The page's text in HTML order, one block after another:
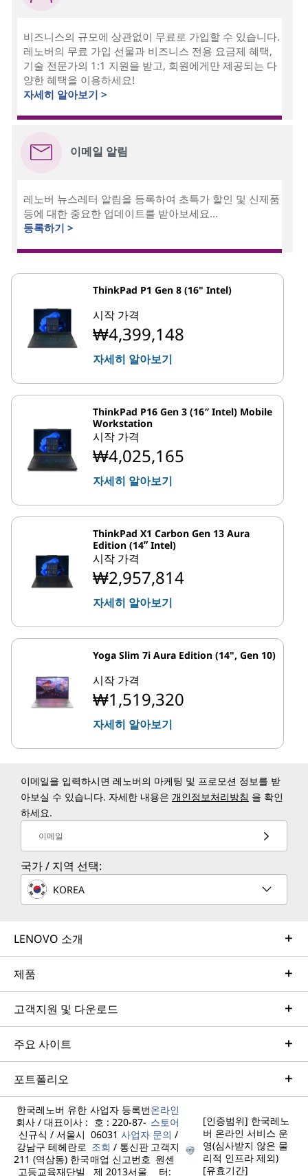
비즈니스의 규모에 상관없이 무료로 가입할 수 있습니다.
레노버의 무료 가입 선물과 비즈니스 전용 요금제 혜택,
기술 전문가의 1:1 지원을 받고, 회원에게만 제공되는 다
양한 혜택을 이용하세요!
자세히 알아보기 >
이메일 알림
레노버 뉴스레터 알림을 등록하여 초특가 할인 및 신제품
등에 대한 중요한 업데이트를 받아보세요...
등록하기 >
ThinkPad P1 Gen 8 (16" Intel)
시작 가격
₩4,399,148
자세히 알아보기
ThinkPad P16 Gen 3 (16″ Intel) Mobile
Workstation
시작 가격
₩4,025,165
자세히 알아보기
ThinkPad X1 Carbon Gen 13 Aura
Edition (14ʺ Intel)
시작 가격
₩2,957,814
자세히 알아보기
Yoga Slim 7i Aura Edition (14", Gen 10)
시작 가격
₩1,519,320
자세히 알아보기
이메일을 입력하시면 레노버의 마케팅 및 프로모션 정보를 받
아보실 수 있습니다. 자세한 내용은 개인정보처리방침 을 확인
하세요.
이메일
국가 / 지역 선택:
KOREA
LENOVO 소개
제품
고객지원 및 다운로드
주요 사이트
포트폴리오
한국레노버 유한
회사 / 대표이사 :
신규식 / 서울시
강남구 테헤란로
211 (역삼동) 한국
고등교육재단빌
사업자 등록번
호 : 220-87-
06031 사업자
조회 / 통신판
매업 신고번호
제 2013서울
온라인
스토어
문의 /
고객지
원센
터:
[인증범위] 한국레노
버 온라인 서비스 운
영(심사받지 않은 물
리적 인프라 제외)
[유효기간]